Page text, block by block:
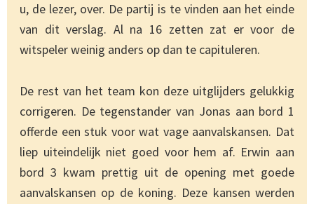
u, de lezer, over. De partij is te vinden aan het einde
van dit verslag. Al na 16 zetten zat er voor de
witspeler weinig anders op dan te capituleren.
De rest van het team kon deze uitglijders gelukkig
corrigeren. De tegenstander van Jonas aan bord 1
offerde een stuk voor wat vage aanvalskansen. Dat
liep uiteindelijk niet goed voor hem af. Erwin aan
bord 3 kwam prettig uit de opening met goede
aanvalskansen op de koning. Deze kansen werden